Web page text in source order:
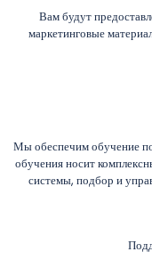
Вам будут
маркетинговые
Мы обеспечим обучение
обучения носит
системы, подбор и